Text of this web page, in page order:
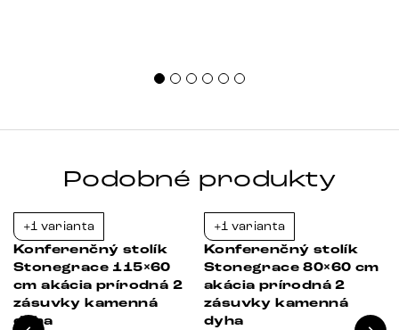
Podobné produkty
Bestseller
+1 varianta
Konferenčný stolík
Stonegrace 115×60
cm akácia prírodná 2
zásuvky kamenná
dyha
+1 varianta
Konferenčný stolík
Stonegrace 80×60 cm
akácia prírodná 2
zásuvky kamenná
dyha